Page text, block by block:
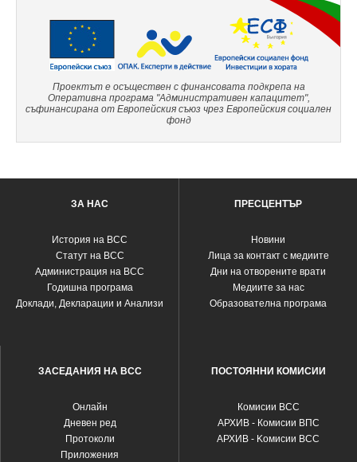
Проектът е осъществен с финансовата подкрепа на
Оперативна програма "Административен капацитет",
съфинансирана от Европейския съюз чрез Европейския социален
фонд
ЗА НАС
История на ВСС
Статут на ВСС
Администрация на ВСС
Годишна програма
Доклади, Декларации и Анализи
ПРЕСЦЕНТЪР
Новини
Лица за контакт с медиите
Дни на отворените врати
Медиите за нас
Образователна програма
ЗАСЕДАНИЯ НА ВСС
Oнлайн
Дневен ред
Протоколи
Приложения
ПОСТОЯННИ КОМИСИИ
Комисии ВСС
АРХИВ - Комисии ВПС
АРХИВ - Kомисии ВСС